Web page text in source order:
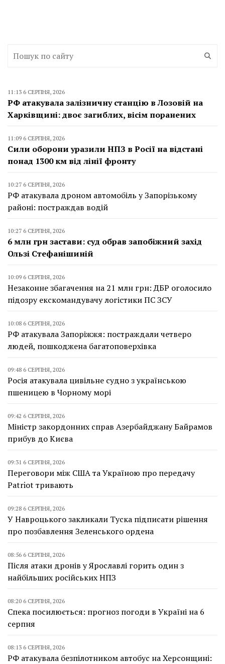
11:13 6 СЕРПНЯ, 2026
РФ атакувала залізничну станцію в Лозовій на
Харківщині: двоє загиблих, вісім поранених
11:09 6 СЕРПНЯ, 2026
Сили оборони уразили НПЗ в Росії на відстані
понад 1300 км від лінії фронту
10:27 6 СЕРПНЯ, 2026
РФ атакувала дроном автомобіль у Запорізькому
районі: постраждав водій
10:27 6 СЕРПНЯ, 2026
6 млн грн застави: суд обрав запобіжний захід
Ользі Стефанішиній
10:09 6 СЕРПНЯ, 2026
Незаконне збагачення на 21 млн грн: ДБР оголосило
підозру екскомандувачу логістики ПС ЗСУ
10:08 6 СЕРПНЯ, 2026
РФ атакувала Запоріжжя: постраждали четверо
людей, пошкоджена багатоповерхівка
09:48 6 СЕРПНЯ, 2026
Росія атакувала цивільне судно з українською
пшеницею в Чорному морі
09:42 6 СЕРПНЯ, 2026
Міністр закордонних справ Азербайджану Байрамов
прибув до Києва
09:31 6 СЕРПНЯ, 2026
Переговори між США та Україною про передачу
Patriot тривають
09:28 6 СЕРПНЯ, 2026
У Навроцького закликали Туска підписати рішення
про позбавлення Зеленського ордена
08:56 6 СЕРПНЯ, 2026
Після атаки дронів у Ярославлі горить один з
найбільших російських НПЗ
08:20 6 СЕРПНЯ, 2026
Спека посилюється: прогноз погоди в Україні на 6
серпня
08:13 6 СЕРПНЯ, 2026
РФ атакувала безпілотником автобус на Херсонщині: